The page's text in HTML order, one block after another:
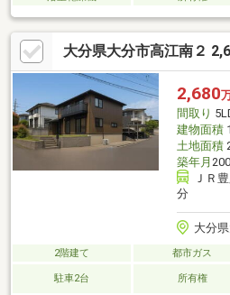
大分県大分市高江南２
2,680
間取り
建物面積
土地面積
築年月
ＪＲ
分
大分
2階建て 都市ガス
駐車2台 所有権